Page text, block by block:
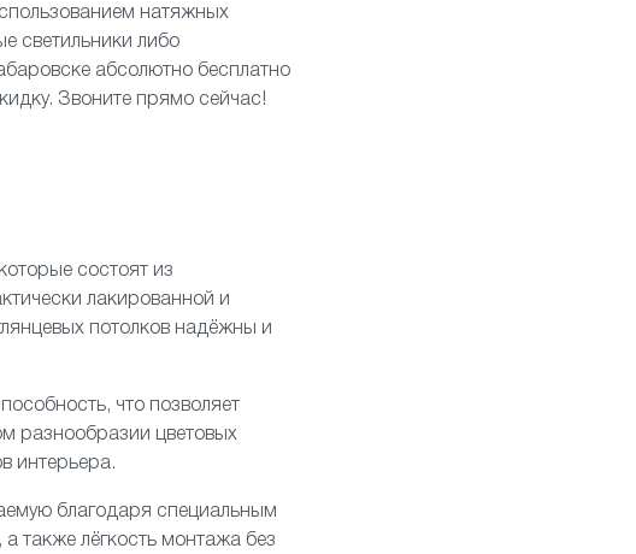
натяжных
светильники либо
абсолютно бесплатно
Звоните прямо сейчас!
состоят из
лакированной и
потолков надёжны и
что позволяет
разнообразии цветовых
интерьера.
благодаря специальным
также лёгкость монтажа без